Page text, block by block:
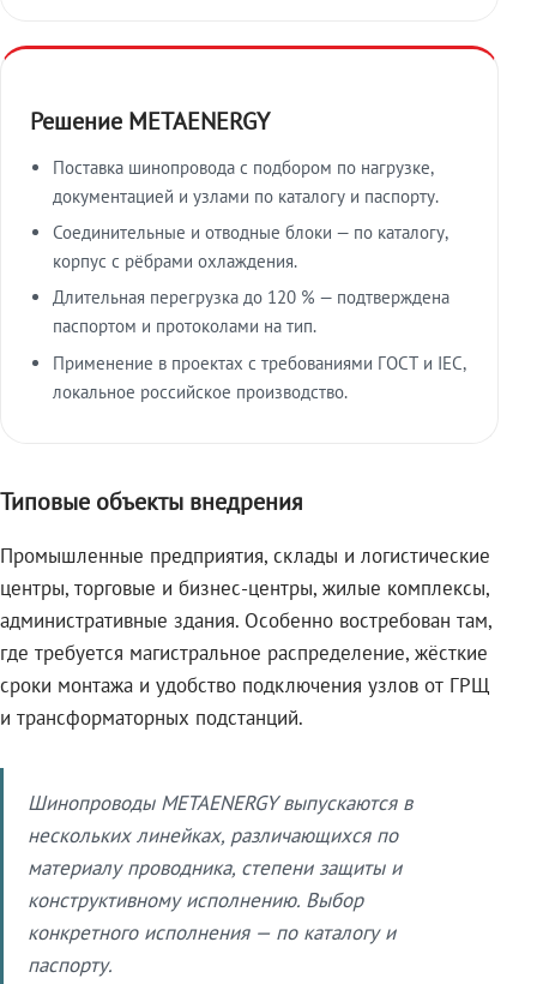
Решение METAENERGY
Поставка шинопровода с подбором по нагрузке,
документацией и узлами по каталогу и паспорту.
Соединительные и отводные блоки — по каталогу,
корпус с рёбрами охлаждения.
Длительная перегрузка до 120 % — подтверждена
паспортом и протоколами на тип.
Применение в проектах с требованиями ГОСТ и IEC,
локальное российское производство.
Типовые объекты внедрения
Промышленные предприятия, склады и логистические
центры, торговые и бизнес-центры, жилые комплексы,
административные здания. Особенно востребован там,
где требуется магистральное распределение, жёсткие
сроки монтажа и удобство подключения узлов от ГРЩ
и трансформаторных подстанций.
Шинопроводы METAENERGY выпускаются в
нескольких линейках, различающихся по
материалу проводника, степени защиты и
конструктивному исполнению. Выбор
конкретного исполнения — по каталогу и
паспорту.